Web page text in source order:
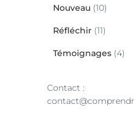
Nouveau(10)
Réfléchir(11)
Témoignages(4)
Contact :